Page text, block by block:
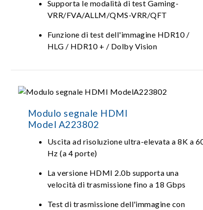
Supporta le modalità di test Gaming-
VRR/FVA/ALLM/QMS-VRR/QFT
Funzione di test dell'immagine HDR10 /
HLG / HDR10 + / Dolby Vision
Modulo segnale HDMI
Model A223802
Uscita ad risoluzione ultra-elevata a 8K a
Hz (a 4 porte)
La versione HDMI 2.0b supporta una
velocità di trasmissione fino a 18 Gbps
Test di trasmissione dell'immagine con